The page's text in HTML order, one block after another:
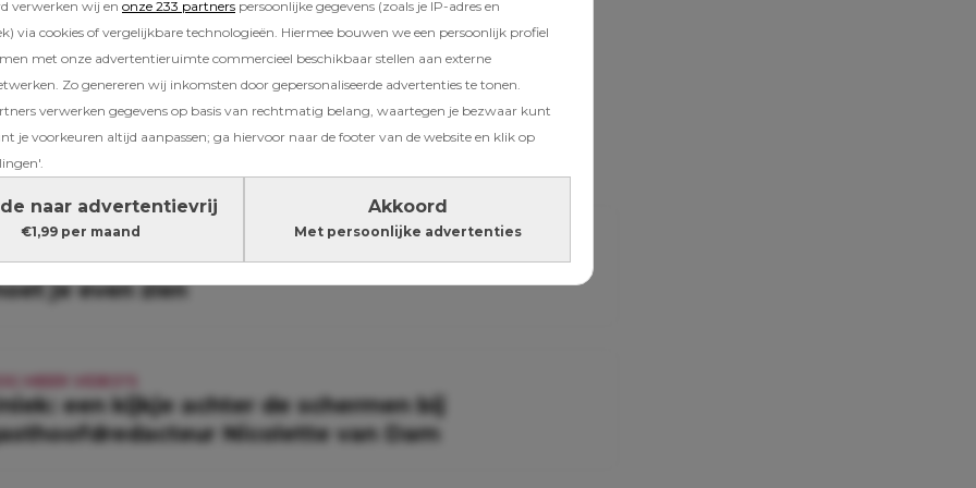
verwerken wij en onze 233 partners persoonlijke gegevens (zoals je IP-adres en
via cookies of vergelijkbare technologieën. Hiermee bouwen we een persoonlijk profiel
met onze advertentieruimte commercieel beschikbaar stellen aan externe
Zo genereren wij inkomsten door gepersonaliseerde advertenties te tonen.
verwerken gegevens op basis van rechtmatig belang, waartegen je bezwaar kunt
je voorkeuren altijd aanpassen; ga hiervoor naar de footer van de website en klik op
naar advertentievrij
€1,99 per maand
Akkoord
Met persoonlijke advertenties
voor jou
MEER VIDEO'S
(maar hilarisch): deze influencer-parodie
je even zien
een kijkje achter de schermen bij
Nicolette van Dam